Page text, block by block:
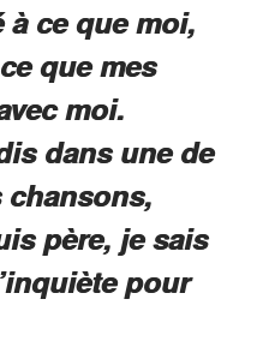
à ce que moi,
que mes
moi.
dans une de
père, je sais
pour